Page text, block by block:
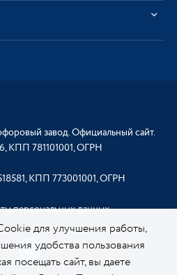
завод. Официальный сайт.
КПП 781101001, ОГРН
КПП 773001001, ОГРН
персональных данных
для улучшения работы,
удобства пользования
посещать сайт, вы даете